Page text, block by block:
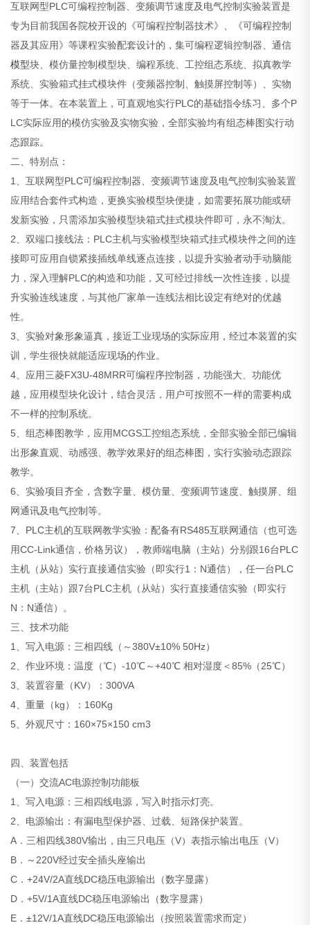
互联网型PLC可编程控制器、变频调节速度及电气控制实验装置是
专为目前我国各院校开设的《可编程控制器技术》、《可编程控制
器及其应用》等课程实验配套设计的，集可编程逻辑控制器、通信
模型块、模仿量控制模型块、编程系统、工控组态系统、拟真教学
系统、实验箱式挂式模块件（变频器控制、触摸屏控制等）、实物
等于一体。在本装置上，可直观地实行PLC的基础指令练习、多个P
LC实际应用的模仿实验及实物实验，全部实验均有组态棒图实行动
态跟踪。
二、特别点：
1、互联网型PLC可编程控制器、变频调节速度及电气控制实验装置
应用结合套件式构造，更换实验模型块便捷，如需要拓展功能或研
发新实验，只需添加实验模型块箱式挂式模块件即可，永不淘汰。
2、双端口接线法：PLC主机与实验模型块箱式挂式模块件之间的连
接即可应用自锁紧接插线单线逐点连接，以提升实验者动手动脑能
力，深入理解PLC的构造和功能，又可经过排线一次性连接，以提
升实验连线速度，与其他厂家单一连线法相比设定有绝对的优越
性。
3、实验对象形象逼真，接近工业现场的实际应用，经过本装置的实
训，学生很快就能适应现场的作业。
4、应用三菱FX3U-48MRR可编程序控制器，功能强大、功能优
越，应用模型块化设计，结合灵活，用户可按照不一样的需要构成
不一样的控制系统。
5、组态棒图教学，应用MCGS工控组态系统，全部实验全部已编辑
出形象直观、动感强、教学效果好的组态棒图，实行实验动态跟踪
教学。
6、实验项目齐全，含数字量、模仿量、变频调节速度、触摸屏、组
网通讯及电气控制等。
7、PLC主机的互联网教学实验：配备有RS485互联网通信（也可选
用CC-Link通信，价格另议），教师端电脑（主站）分别跟16台PLC
主机（从站）实行直接通信实验（即实行1：N通信），任一台PLC
主机（主站）跟7台PLC主机（从站）实行直接通信实验（即实行
N：N通信）。
三、技术功能
1、写入电源：三相四线（～380V±10% 50Hz）
2、作业环境：温度（℃）-10℃～+40℃ 相对湿度＜85%（25℃）
3、装置容量（KV）：300VA
4、重量（kg）：160Kg
5、外观尺寸：160×75×150 cm3
四、装置包括
（一）交流AC电源控制功能板
1、写入电源：三相四线电源，写入时指示灯亮。
2、电源输出：有漏电型保护器、过载、短路保护装置。
A．三相四线380V输出，由三只电压（V）表指示输出电压（V）
B．～220V经过安全插头座输出
C．+24V/2A直线DC稳压电源输出（数字显露）
D．+5V/1A直线DC稳压电源输出（数字显露）
E．±12V/1A直线DC稳压电源输出（按照装置需求而定）